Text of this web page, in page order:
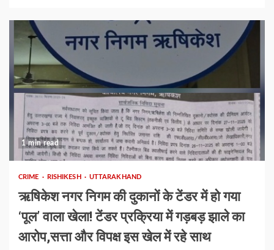
1 min read
CRIME RISHIKESH UTTARAKHAND
ऋषिकेश नगर निगम की दुकानों के टेंडर में हो गया
‘पूल’ वाला खेला! टेंडर प्रक्रिया में गड़बड़ झाले का
आरोप,सत्ता और विपक्ष इस खेल में रहे साथ